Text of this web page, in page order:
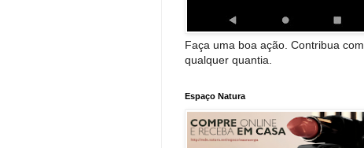
Faça uma boa ação. Contribua com
qualquer quantia.
Espaço Natura